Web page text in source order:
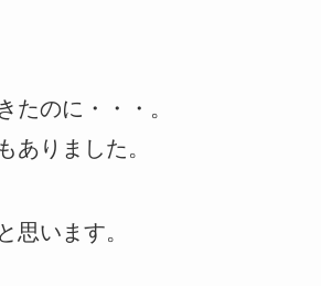
たのに・・・。
ありました。
思います。